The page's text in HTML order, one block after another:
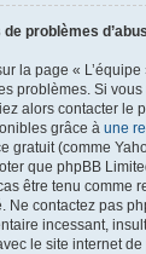
problèmes
la page «
problèmes. Si vous
alors contacter le
grâce à une
gratuit (comme
que phpBB
être tenu comme
Ne contactez pas
incessant,
le site internet